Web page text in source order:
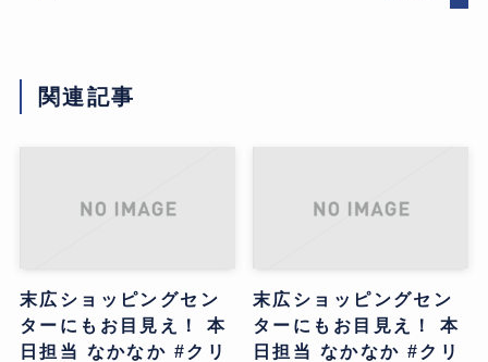
関連記事
末広ショッピングセン
ターにもお目見え！ 本
日担当 なかなか #クリ
末広ショッピングセン
ターにもお目見え！ 本
日担当 なかなか #クリ